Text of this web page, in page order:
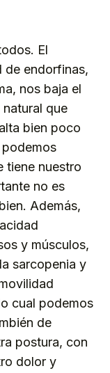
El
de endorfinas,
nos baja el
que
bien poco
tiene nuestro
no es
Además,
y músculos,
sarcopenia y
cual podemos
de
postura, con
dolor y